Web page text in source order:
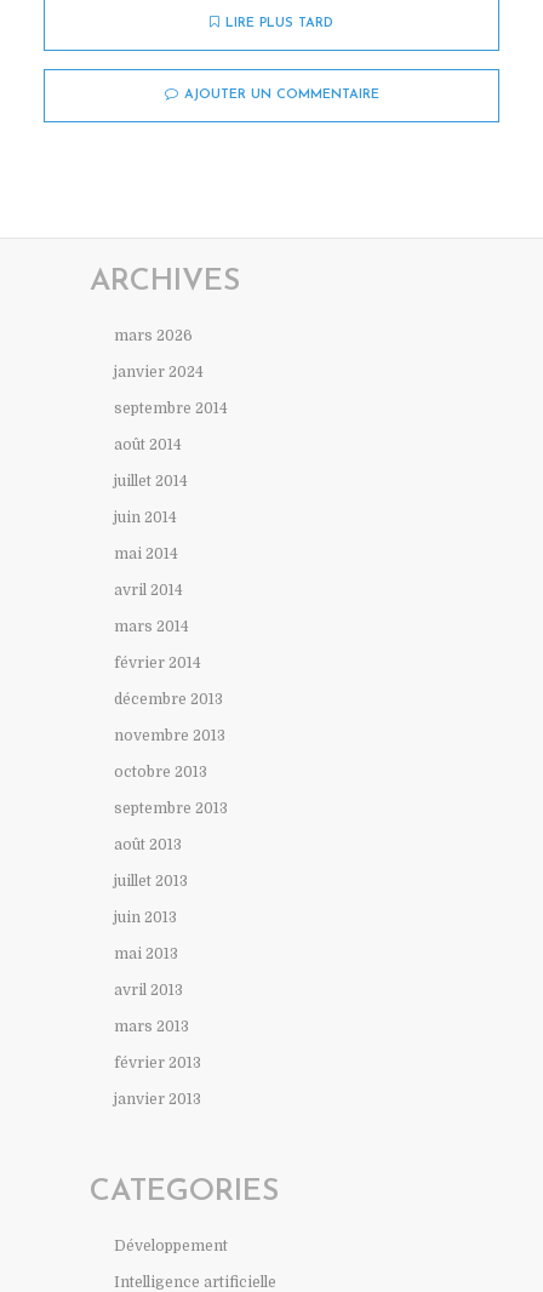
LIRE PLUS TARD
AJOUTER UN COMMENTAIRE
ARCHIVES
mars 2026
janvier 2024
septembre 2014
août 2014
juillet 2014
juin 2014
mai 2014
avril 2014
mars 2014
février 2014
décembre 2013
novembre 2013
octobre 2013
septembre 2013
août 2013
juillet 2013
juin 2013
mai 2013
avril 2013
mars 2013
février 2013
janvier 2013
CATEGORIES
Développement
Intelligence artificielle